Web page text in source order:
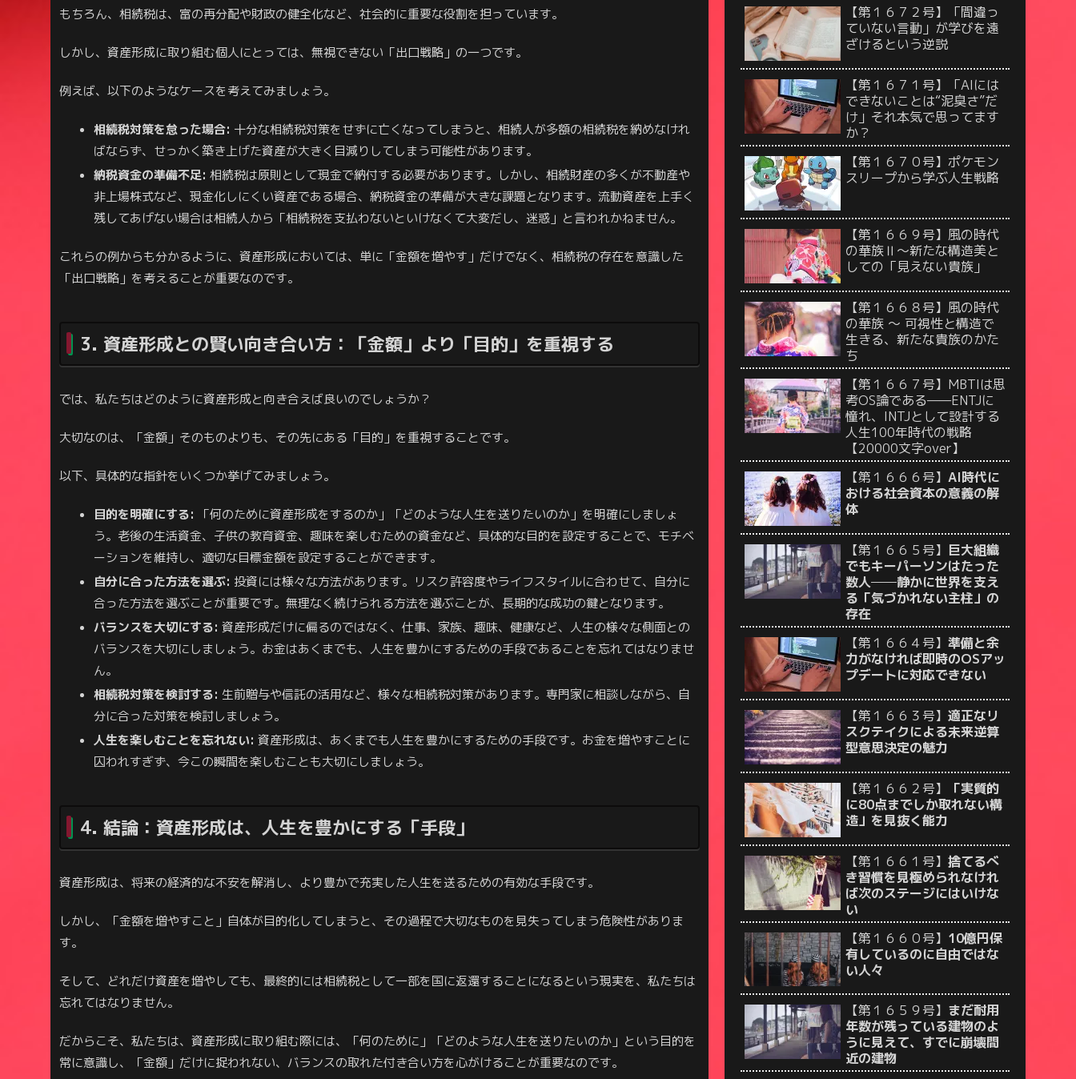
もちろん、相続税は、富の再分配や財政の健全化など、社会的に重要な役割を担っています。
しかし、資産形成に取り組む個人にとっては、無視できない「出口戦略」の一つです。
例えば、以下のようなケースを考えてみましょう。
相続税対策を怠った場合: 十分な相続税対策をせずに亡くなってしまうと、相続人が多額の相続税を納めなけれ
ばならず、せっかく築き上げた資産が大きく目減りしてしまう可能性があります。
納税資金の準備不足: 相続税は原則として現金で納付する必要があります。しかし、相続財産の多くが不動産や
非上場株式など、現金化しにくい資産である場合、納税資金の準備が大きな課題となります。流動資産を上手く
残してあげない場合は相続人から「相続税を支払わないといけなくて大変だし、迷惑」と言われかねません。
これらの例からも分かるように、資産形成においては、単に「金額を増やす」だけでなく、相続税の存在を意識した
「出口戦略」を考えることが重要なのです。
3. 資産形成との賢い向き合い方：「金額」より「目的」を重視する
では、私たちはどのように資産形成と向き合えば良いのでしょうか？
大切なのは、「金額」そのものよりも、その先にある「目的」を重視することです。
以下、具体的な指針をいくつか挙げてみましょう。
目的を明確にする: 「何のために資産形成をするのか」「どのような人生を送りたいのか」を明確にしましょ
う。老後の生活資金、子供の教育資金、趣味を楽しむための資金など、具体的な目的を設定することで、モチベ
ーションを維持し、適切な目標金額を設定することができます。
自分に合った方法を選ぶ: 投資には様々な方法があります。リスク許容度やライフスタイルに合わせて、自分に
合った方法を選ぶことが重要です。無理なく続けられる方法を選ぶことが、長期的な成功の鍵となります。
バランスを大切にする: 資産形成だけに偏るのではなく、仕事、家族、趣味、健康など、人生の様々な側面との
バランスを大切にしましょう。お金はあくまでも、人生を豊かにするための手段であることを忘れてはなりませ
ん。
相続税対策を検討する: 生前贈与や信託の活用など、様々な相続税対策があります。専門家に相談しながら、自
分に合った対策を検討しましょう。
人生を楽しむことを忘れない: 資産形成は、あくまでも人生を豊かにするための手段です。お金を増やすことに
囚われすぎず、今この瞬間を楽しむことも大切にしましょう。
4. 結論：資産形成は、人生を豊かにする「手段」
資産形成は、将来の経済的な不安を解消し、より豊かで充実した人生を送るための有効な手段です。
しかし、「金額を増やすこと」自体が目的化してしまうと、その過程で大切なものを見失ってしまう危険性がありま
す。
そして、どれだけ資産を増やしても、最終的には相続税として一部を国に返還することになるという現実を、私たちは
忘れてはなりません。
だからこそ、私たちは、資産形成に取り組む際には、「何のために」「どのような人生を送りたいのか」という目的を
常に意識し、「金額」だけに捉われない、バランスの取れた付き合い方を心がけることが重要なのです。
【第１６７２号】「間違っ
ていない言動」が学びを遠
ざけるという逆説
【第１６７１号】「AIには
できないことは“泥臭さ”だ
け」それ本気で思ってます
か？
【第１６７０号】ポケモン
スリープから学ぶ人生戦略
【第１６６９号】風の時代
の華族Ⅱ〜新たな構造美と
しての「見えない貴族」
【第１６６８号】風の時代
の華族 〜 可視性と構造で
生きる、新たな貴族のかた
ち
【第１６６７号】MBTIは思
考OS論である——ENTJに
憧れ、INTJとして設計する
人生100年時代の戦略
【20000文字over】
【第１６６６号】 AI時代に
おける社会資本の意義の解
体
【第１６６５号】 巨大組織
でもキーパーソンはたった
数人──静かに世界を支え
る「気づかれない主柱」の
存在
【第１６６４号】 準備と余
力がなければ即時のOSアッ
プデートに対応できない
【第１６６３号】 適正なリ
スクテイクによる未来逆算
型意思決定の魅力
【第１６６２号】
「実質的
に80点までしか取れない構
造」を見抜く能力
【第１６６１号】 捨てるべ
き習慣を見極められなけれ
ば次のステージにはいけな
い
【第１６６０号】 10億円保
有しているのに自由ではな
い人々
【第１６５９号】 まだ耐用
年数が残っている建物のよ
うに見えて、すでに崩壊間
近の建物